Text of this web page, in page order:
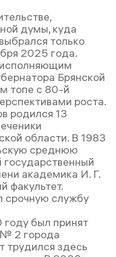
думы, куда
только
2025 года.
Брянской
топе с 80-й
роста.
родился 13
области. В 1983
среднюю
государственный
академика И. Г.
факультет.
срочную службу
году был принят
2 города
трудился здесь